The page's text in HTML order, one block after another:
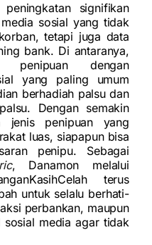
signifikan
sosial yang tidak
tetapi juga data
bank. Di antaranya,
dengan
yang paling umum
berhadiah palsu dan
Dengan semakin
jenis penipuan yang
luas, siapapun bisa
penipu. Sebagai
, Danamon melalui
terus
untuk selalu berhati-
perbankan, maupun
media agar tidak